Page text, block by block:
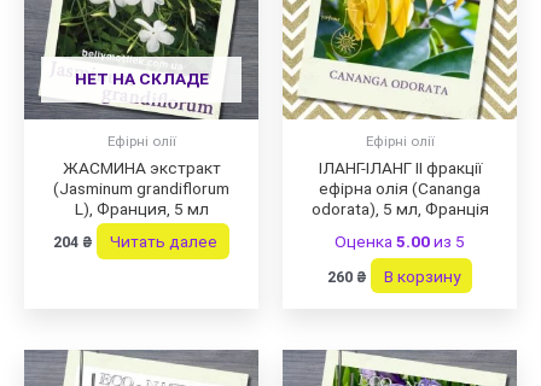
НЕТ НА СКЛАДЕ
Ефірні олії
ЖАСМИНА экстракт
(Jasminum grandiflorum
L), Франция, 5 мл
204 ₴ Читать далее
Ефірні олії
ІЛАНГ-ІЛАНГ II фракції
ефірна олія (Cananga
odorata), 5 мл, Франція
Оценка 5.00из 5
260 ₴ В корзину